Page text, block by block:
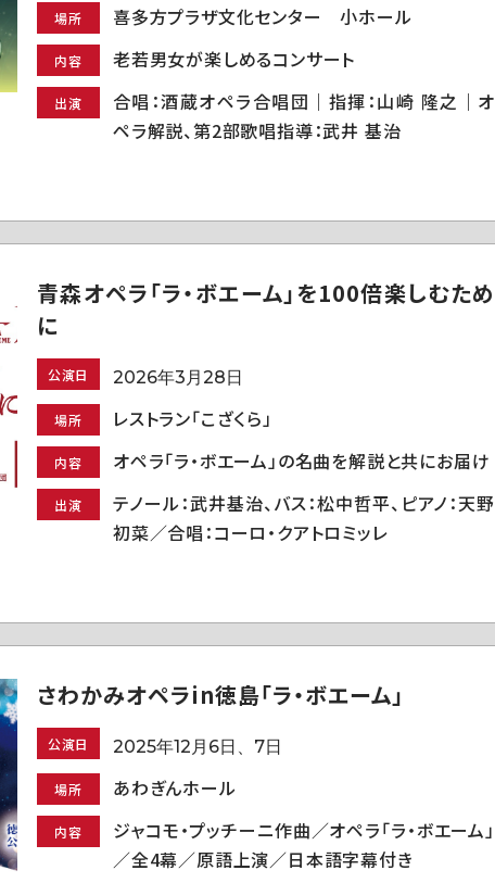
場所 喜多方プラザ文化センター 小ホール
内容 老若男女が楽しめるコンサート
出演
合唱：酒蔵オペラ合唱団｜指揮：山崎 隆之｜オ
ペラ解説、第2部歌唱指導：武井 基治
青森オペラ「ラ・ボエーム」を100倍楽しむため
に
公演日 2026年3月28日
場所 レストラン「こざくら」
内容 オペラ「ラ・ボエーム」の名曲を解説と共にお届け
出演
テノール：武井基治、バス：松中哲平、ピアノ：天野
初菜／合唱：コーロ・クアトロミッレ
さわかみオペラin徳島「ラ・ボエーム」
公演日 2025年12月6日、7日
場所 あわぎんホール
内容
ジャコモ・プッチーニ作曲／オペラ「ラ・ボエーム」
／全4幕／原語上演／日本語字幕付き